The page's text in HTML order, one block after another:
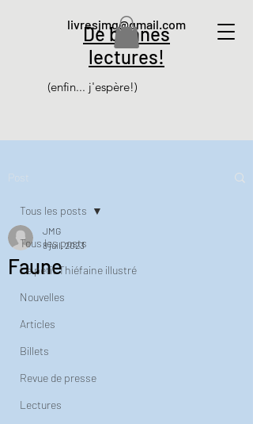
De bonnes
lectures!
(enfin... j'espère!)
livresjmg@gmail.com
Tous les posts
Le petit Thiéfaine illustré
Nouvelles
Articles
Billets
Revue de presse
Lectures
Tous les posts
Faune
JMG
8 juil. 2023